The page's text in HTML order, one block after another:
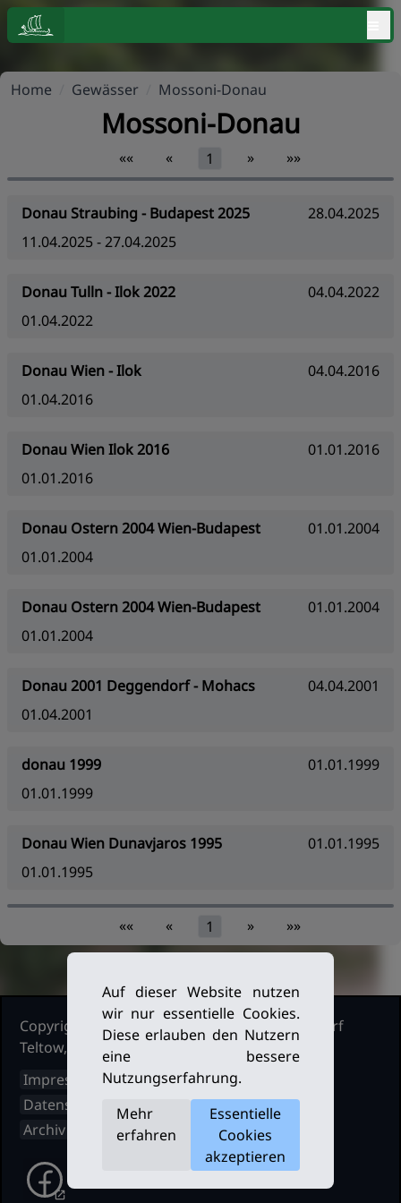
Home Gewässer Mossoni-Donau
Mossoni-Donau
«« « 1 » »»
Donau Straubing - Budapest 2025
28.04.2025
11.04.2025 - 27.04.2025
Donau Tulln - Ilok 2022
04.04.2022
01.04.2022
Donau Wien - Ilok
04.04.2016
01.04.2016
Donau Wien Ilok 2016
01.01.2016
01.01.2016
Donau Ostern 2004 Wien-Budapest
01.01.2004
01.01.2004
Donau Ostern 2004 Wien-Budapest
01.01.2004
01.01.2004
Donau 2001 Deggendorf - Mohacs
04.04.2001
01.04.2001
donau 1999
01.01.1999
01.01.1999
Donau Wien Dunavjaros 1995
01.01.1995
01.01.1995
«« « 1 » »»
Copyright Ruderclub Kleinmachnow Stahnsdorf
Teltow, 2026. Alle Rechte vorbehalten.
Impressum
Datenschutz
Archiv
Auf dieser Website nutzen
wir nur essentielle Cookies.
Diese erlauben den Nutzern
eine bessere
Nutzungserfahrung.
Mehr
erfahren
Essentielle
Cookies
akzeptieren